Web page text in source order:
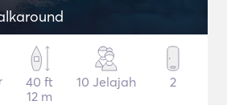
40 ft
12 m
10 Jelajah 2